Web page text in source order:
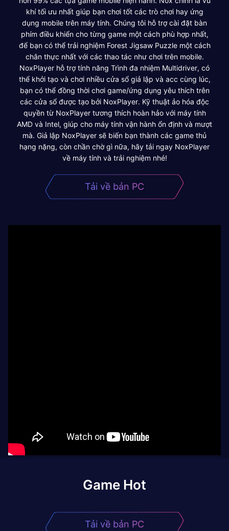
khí tối ưu nhất giúp bạn chơi tốt các trò chơi hay ứng
dụng mobile trên máy tính. Chúng tôi hỗ trợ cài đặt bàn
phím điều khiển cho từng game một cách phù hợp nhất,
để bạn có thể trải nghiệm Forest Jigsaw Puzzle một cách
chân thực nhất với các thao tác như chơi trên mobile.
NoxPlayer hỗ trợ tính năng Trình đa nhiệm Multidriver, có
thể khởi tạo và chơi nhiều cửa sổ giả lập và acc cùng lúc,
bạn có thể đồng thời chơi game/ứng dụng yêu thích trên
các cửa sổ được tạo bởi NoxPlayer. Kỹ thuật ảo hóa độc
quyền từ NoxPlayer tương thích hoàn hảo với máy tính
AMD và Intel, giúp cho máy tính vận hành ổn định và mượt
mà. Giả lập NoxPlayer sẽ biến bạn thành các game thủ
hạng nặng, còn chần chờ gì nữa, hãy tải ngay NoxPlayer
về máy tính và trải nghiệm nhé!
Tải về bản PC
Game Hot
Tải về bản PC